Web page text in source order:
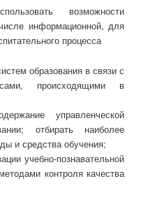
возможности
информационной, для
процесса
образования в связи с
происходящими в
управленческой
отбирать наиболее
и средства обучения;
учебно-познавательной
контроля качества